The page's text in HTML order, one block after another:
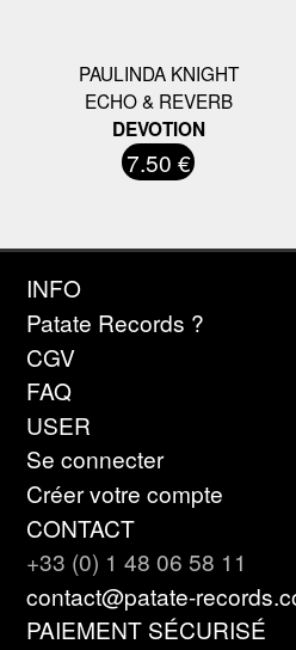
PAULINDA KNIGHT
ECHO & REVERB
DEVOTION
7.50 €
INFO
Patate Records ?
CGV
FAQ
USER
Se connecter
Créer votre compte
CONTACT
+33 (0) 1 48 06 58 11
contact@patate-
PAIEMENT SÉCURISÉ